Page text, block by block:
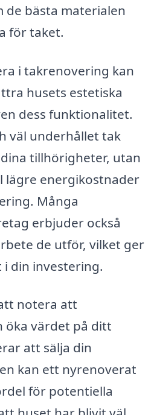
de bästa materialen
för taket.
i takrenovering kan
husets estetiska
dess funktionalitet.
väl underhållet tak
tillhörigheter, utan
lägre energikostnader
Många
erbjuder också
de utför, vilket ger
din investering.
notera att
öka värdet på ditt
att sälja din
kan ett nyrenoverat
för potentiella